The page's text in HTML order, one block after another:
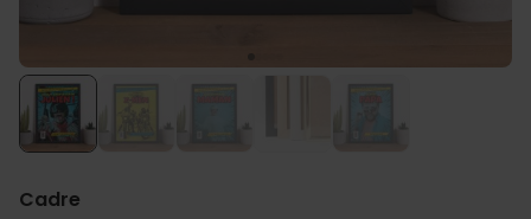
personnalisé Édition limitée
Cadre